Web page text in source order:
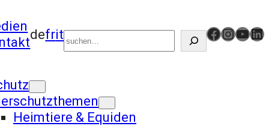
defrit https://www.facebook.com/
Heimtiere & Equiden